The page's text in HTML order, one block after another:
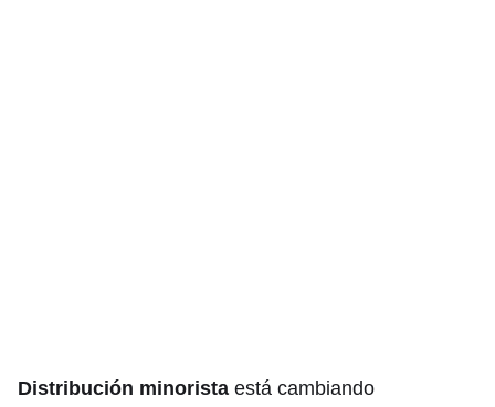
Distribución minorista está cambiando